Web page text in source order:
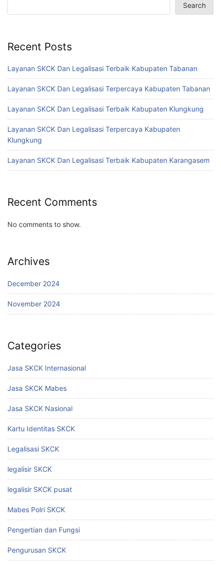
Search
Recent Posts
Layanan SKCK Dan Legalisasi Terbaik Kabupaten Tabanan
Layanan SKCK Dan Legalisasi Terpercaya Kabupaten Tabanan
Layanan SKCK Dan Legalisasi Terbaik Kabupaten Klungkung
Layanan SKCK Dan Legalisasi Terpercaya Kabupaten
Klungkung
Layanan SKCK Dan Legalisasi Terbaik Kabupaten Karangasem
Recent Comments
No comments to show.
Archives
December 2024
November 2024
Categories
Jasa SKCK Internasional
Jasa SKCK Mabes
Jasa SKCK Nasional
Kartu Identitas SKCK
Legalisasi SKCK
legalisir SKCK
legalisir SKCK pusat
Mabes Polri SKCK
Pengertian dan Fungsi
Pengurusan SKCK